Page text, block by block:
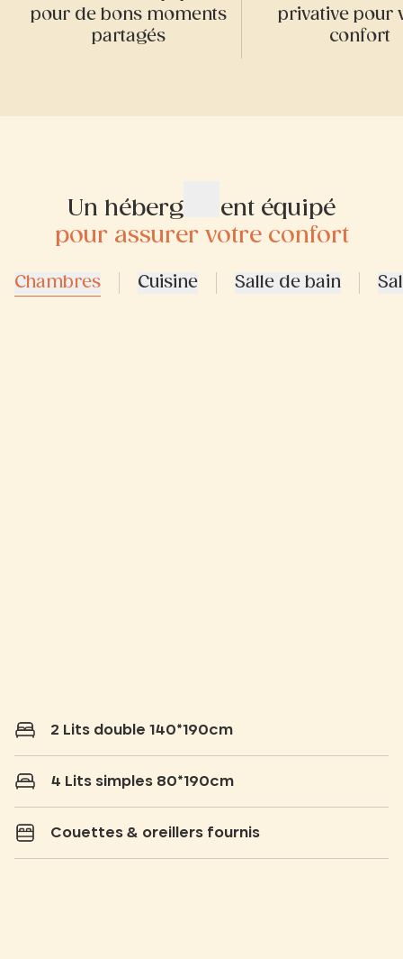
pour de bons moments
partagés
privative pour
confort
Un hébergement équipé
pour assurer votre confort
Chambres Cuisine Salle de bain
2 Lits double 140*190cm
4 Lits simples 80*190cm
Couettes & oreillers fournis